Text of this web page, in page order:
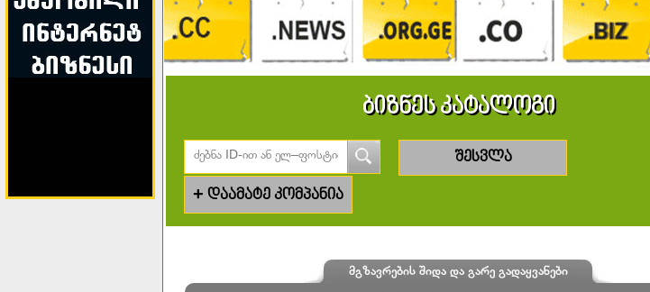
ბიზნეს კატალოგი
შესვლა
+ დაამატე კომპანია
მგზავრების შიდა და გარე გადაყვანები